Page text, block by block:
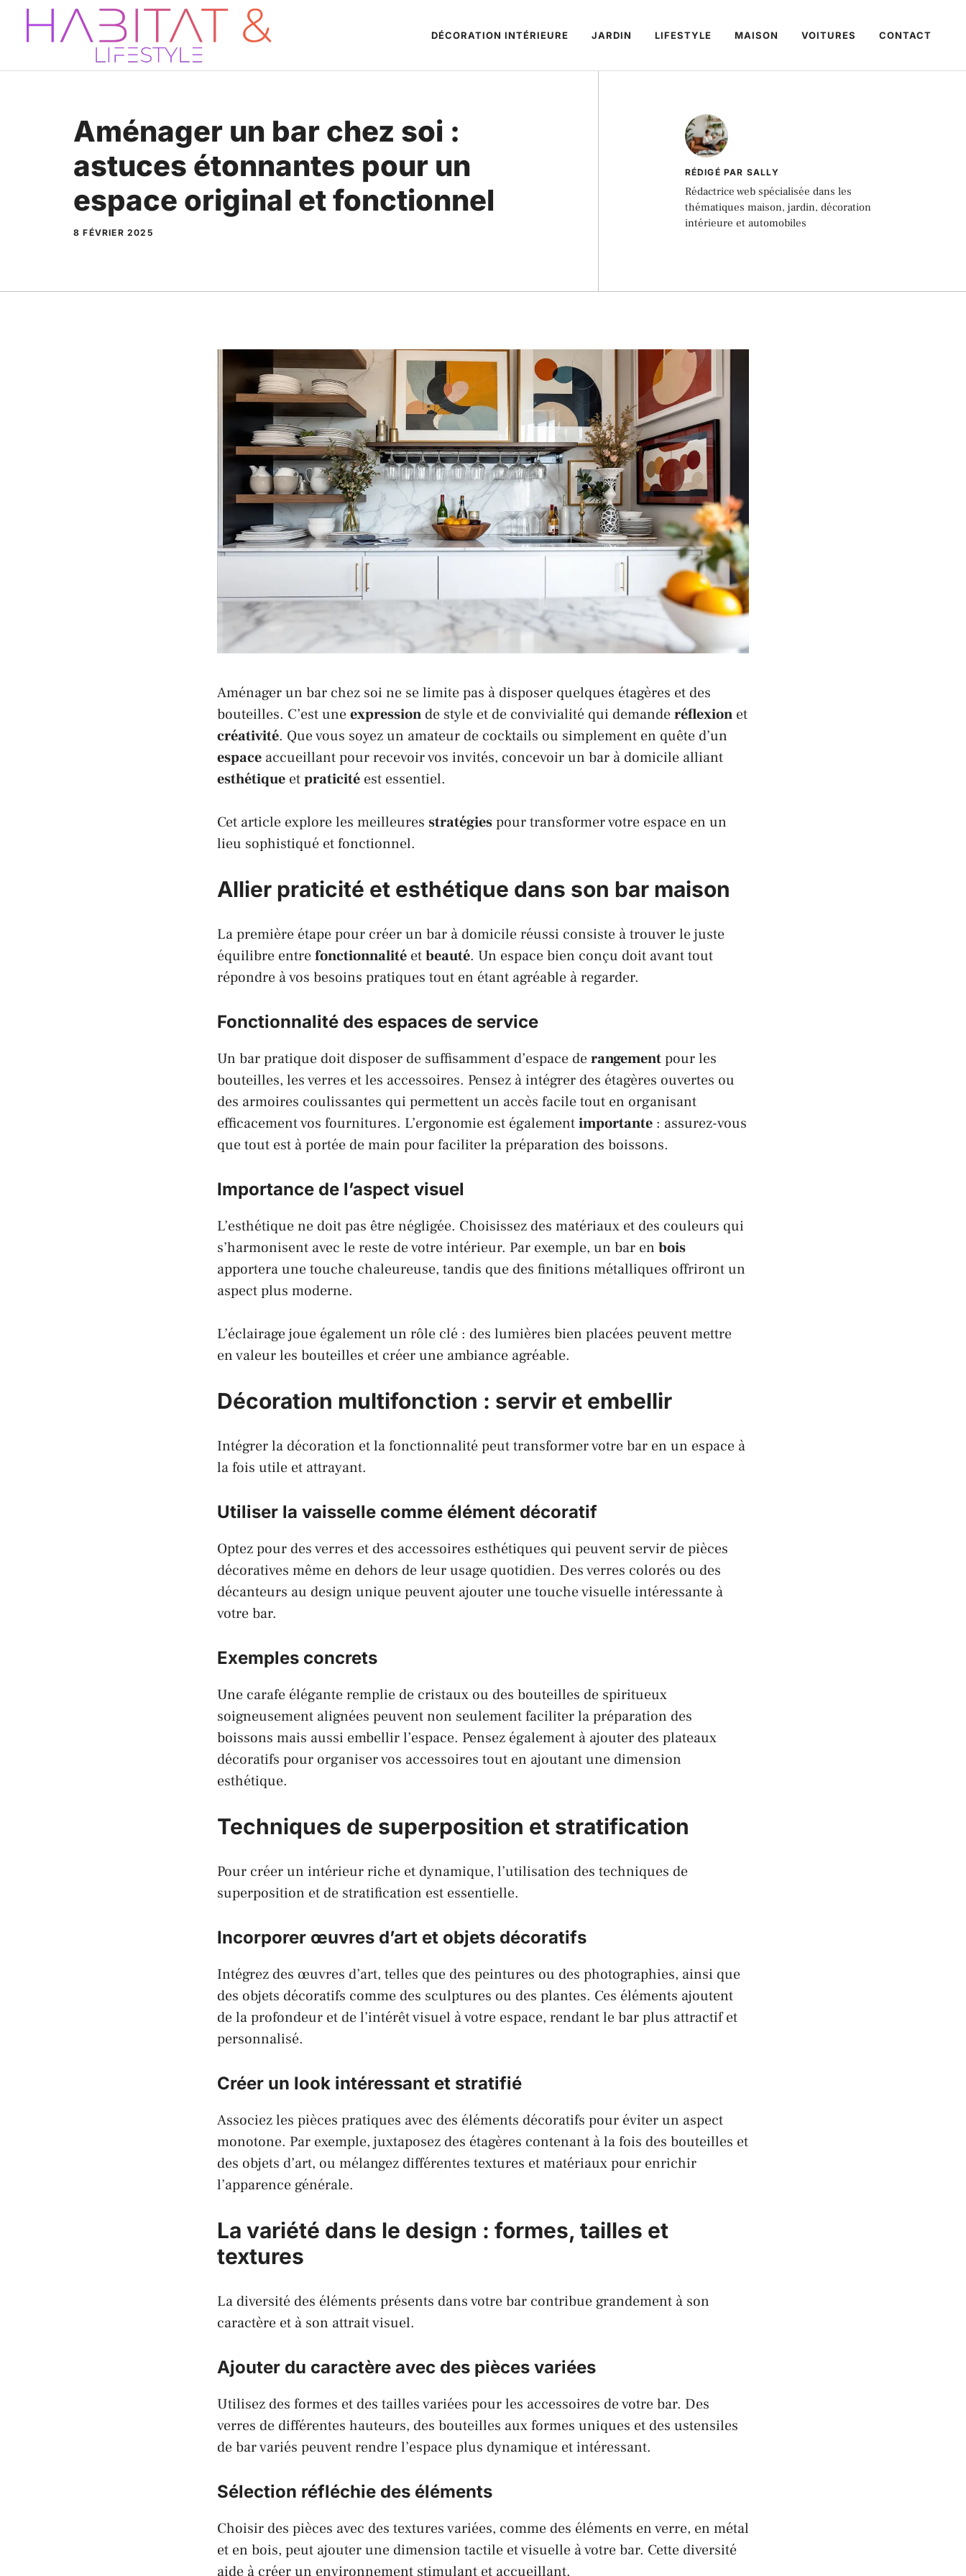
Aller
DÉCORATION INTÉRIEURE JARDIN LIFESTYLE MAISON VOITURES CONTACT
Aménager un bar chez soi :
astuces étonnantes pour un
espace original et fonctionnel
8 FÉVRIER 2025
RÉDIGÉ PAR SALLY
Rédactrice web spécialisée dans les
thématiques maison, jardin, décoration
intérieure et automobiles
Aménager un bar chez soi ne se limite pas à disposer quelques étagères et des
bouteilles. C’est uneexpression de style et de convivialité qui demanderéflexion et
créativité. Que vous soyez un amateur de cocktails ou simplement en quête d’un
espace accueillant pour recevoir vos invités, concevoir un bar à domicile alliant
esthétique etpraticité est essentiel.
Cet article explore les meilleures stratégiespour transformer votre espace en un
lieu sophistiqué et fonctionnel.
Allier praticité et esthétique dans son bar maison
La première étape pour créer un bar à domicile réussi consiste à trouver le juste
équilibre entrefonctionnalité etbeauté. Un espace bien conçu doit avant tout
répondre à vos besoins pratiques tout en étant agréable à regarder.
Fonctionnalité des espaces de service
Un bar pratique doit disposer de suffisamment d’espace derangementpour les
bouteilles, les verres et les accessoires. Pensez à intégrer des étagères ouvertes ou
des armoires coulissantes qui permettent un accès facile tout en organisant
efficacement vos fournitures. L’ergonomie est égalementimportante : assurez-vous
que tout est à portée de main pour faciliter la préparation des boissons.
Importance de l’aspect visuel
L’esthétique ne doit pas être négligée. Choisissez des matériaux et des couleurs qui
s’harmonisent avec le reste de votre intérieur. Par exemple, un bar en bois
apportera une touche chaleureuse, tandis que des finitions métalliques offriront un
aspect plus moderne.
L’éclairage joue également un rôle clé : des lumières bien placées peuvent mettre
en valeur les bouteilles et créer une ambiance agréable.
Décoration multifonction : servir et embellir
Intégrer la décoration et la fonctionnalité peut transformer votre bar en un espace à
la fois utile et attrayant.
Utiliser la vaisselle comme élément décoratif
Optez pour des verres et des accessoires esthétiques qui peuvent servir de pièces
décoratives même en dehors de leur usage quotidien. Des verres colorés ou des
décanteurs au design unique peuvent ajouter une touche visuelle intéressante à
votre bar.
Exemples concrets
Une carafe élégante remplie de cristaux ou des bouteilles de spiritueux
soigneusement alignées peuvent non seulement faciliter la préparation des
boissons mais aussi embellir l’espace. Pensez également à ajouter des plateaux
décoratifs pour organiser vos accessoires tout en ajoutant une dimension
esthétique.
Techniques de superposition et stratification
Pour créer un intérieur riche et dynamique, l’utilisation des techniques de
superposition et de stratification est essentielle.
Incorporer œuvres d’art et objets décoratifs
Intégrez des œuvres d’art, telles que des peintures ou des photographies, ainsi que
des objets décoratifs comme des sculptures ou des plantes. Ces éléments ajoutent
de la profondeur et de l’intérêt visuel à votre espace, rendant le bar plus attractif et
personnalisé.
Créer un look intéressant et stratifié
Associez les pièces pratiques avec des éléments décoratifs pour éviter un aspect
monotone. Par exemple, juxtaposez des étagères contenant à la fois des bouteilles et
des objets d’art, ou mélangez différentes textures et matériaux pour enrichir
l’apparence générale.
La variété dans le design : formes, tailles et
textures
La diversité des éléments présents dans votre bar contribue grandement à son
caractère et à son attrait visuel.
Ajouter du caractère avec des pièces variées
Utilisez des formes et des tailles variées pour les accessoires de votre bar. Des
verres de différentes hauteurs, des bouteilles aux formes uniques et des ustensiles
de bar variés peuvent rendre l’espace plus dynamique et intéressant.
Sélection réfléchie des éléments
Choisir des pièces avec des textures variées, comme des éléments en verre, en métal
et en bois, peut ajouter une dimension tactile et visuelle à votre bar. Cette diversité
aide à créer un environnement stimulant et accueillant.